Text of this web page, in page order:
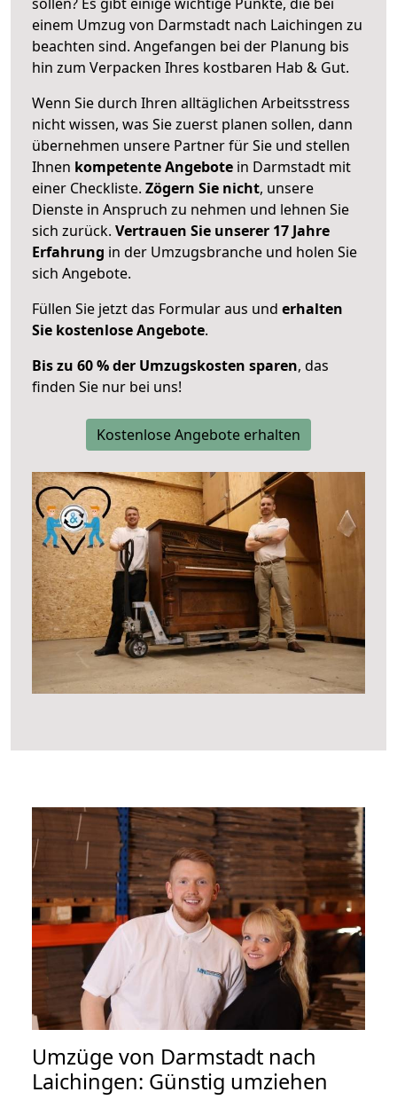
einem Umzug von Darmstadt nach Laichingen zu
beachten sind. Angefangen bei der Planung bis
hin zum Verpacken Ihres kostbaren Hab & Gut.
Wenn Sie durch Ihren alltäglichen Arbeitsstress
nicht wissen, was Sie zuerst planen sollen, dann
übernehmen unsere Partner für Sie und stellen
Ihnen kompetente Angebote in Darmstadt mit
einer Checkliste. Zögern Sie nicht, unsere
Dienste in Anspruch zu nehmen und lehnen Sie
sich zurück. Vertrauen Sie unserer 17 Jahre
Erfahrung in der Umzugsbranche und holen Sie
sich Angebote.
Füllen Sie jetzt das Formular aus und erhalten
Sie kostenlose Angebote.
Bis zu 60 % der Umzugskosten sparen, das
finden Sie nur bei uns!
Kostenlose Angebote erhalten
Umzüge von Darmstadt nach
Laichingen: Günstig umziehen